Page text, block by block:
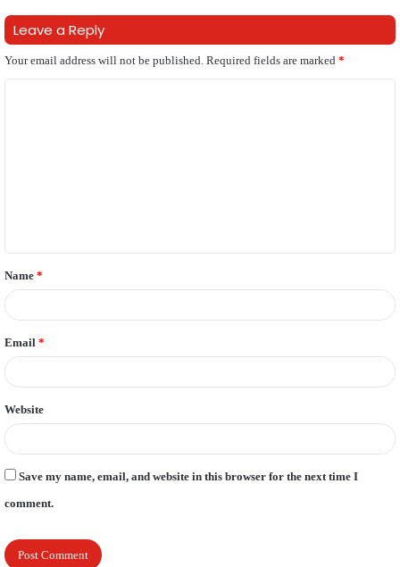
Leave a Reply
Your email address will not be published. Required fields are marked *
t
*
Name *
Email *
Website
Save my name, email, and website in this browser for the next time I
comment.